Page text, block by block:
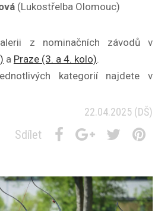
(Lukostřelba Olomouc)
z nominačních závodů v
a Praze (3. a 4. kolo).
kategorií najdete v
22.04.2025 (DŠ)
Sdílet